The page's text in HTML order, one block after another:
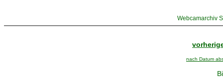
Webcamarchiv
nach Datum